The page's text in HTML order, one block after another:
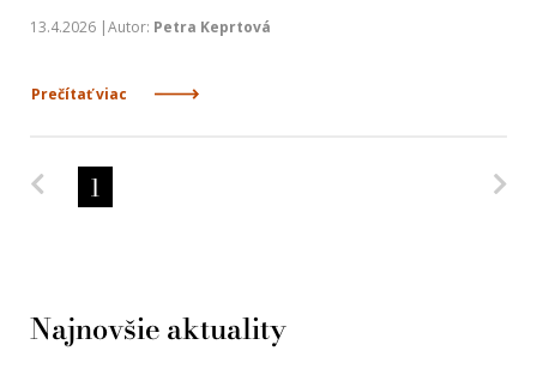
13.4.2026 |Autor: Petra Keprtová
Prečítať viac
Predchádzajúca strana
1
Najnovšie aktuality